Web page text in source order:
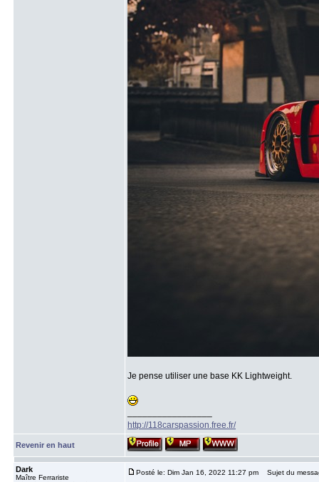
Je pense utiliser une base KK Lightweight.
http://118carspassion.free.fr/
Revenir en haut
Dark
Maître Ferrariste
Posté le: Dim Jan 16, 2022 11:27 pm Sujet du